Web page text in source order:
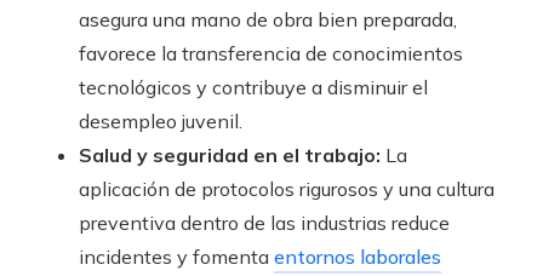
asegura una mano de obra bien preparada,
favorece la transferencia de conocimientos
tecnológicos y contribuye a disminuir el
desempleo juvenil.
Salud y seguridad en el trabajo: La
aplicación de protocolos rigurosos y una cultura
preventiva dentro de las industrias reduce
incidentes y fomenta entornos laborales